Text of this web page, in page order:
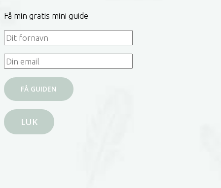
Få min gratis mini guide
LUK